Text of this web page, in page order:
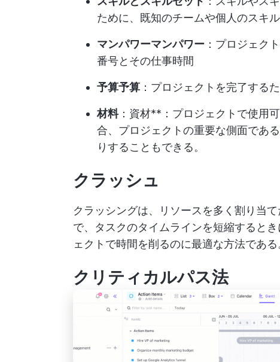
ために、既知のチームや個人のスキル
マンパワーマンパワー ：プロジェク
番号とその仕事時間
予算予算 ：プロジェクトを完了する
材料：資材**：プロジェクトで使用
合、プロジェクトの重要な側面である
りすることもできる。
クラッシュ
クラッシングは、リソースを多く割り当
で、タスクのタイムラインを短縮すると
ェクトで時間を削るのに最適な方法である
クリティカルパス法